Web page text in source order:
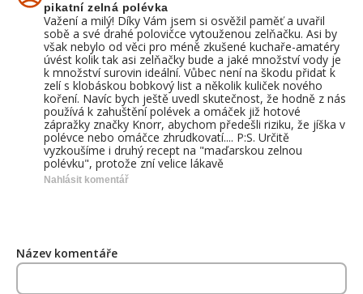
pikatní zelná polévka
Važení a milý! Díky Vám jsem si osvěžil paměť a uvařil
sobě a své drahé polovičce vytouženou zelňačku. Asi by
však nebylo od věci pro méně zkušené kuchaře-amatéry
úvést kolik tak asi zelňačky bude a jaké množství vody je
k množství surovin ideální. Vůbec není na škodu přidat k
zelí s klobáskou bobkový list a několik kuliček nového
koření. Navíc bych ještě uvedl skutečnost, že hodně z nás
používá k zahuštění polévek a omáček již hotové
zápražky značky Knorr, abychom předešli riziku, že jíška v
polévce nebo omáčce zhrudkovatí.... P:S. Určitě
vyzkoušíme i druhý recept na "maďarskou zelnou
polévku", protože zní velice lákavě
Nahlásit komentář
Název komentáře